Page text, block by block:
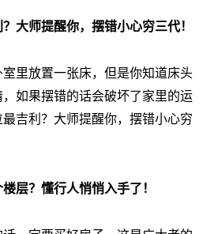
大师提醒你，摆错小心穷三代！
里放置一张床，但是你知道床头
如果摆错的话会破坏了家里的运
吉利？大师提醒你，摆错小心穷
层？懂行人悄悄入手了！